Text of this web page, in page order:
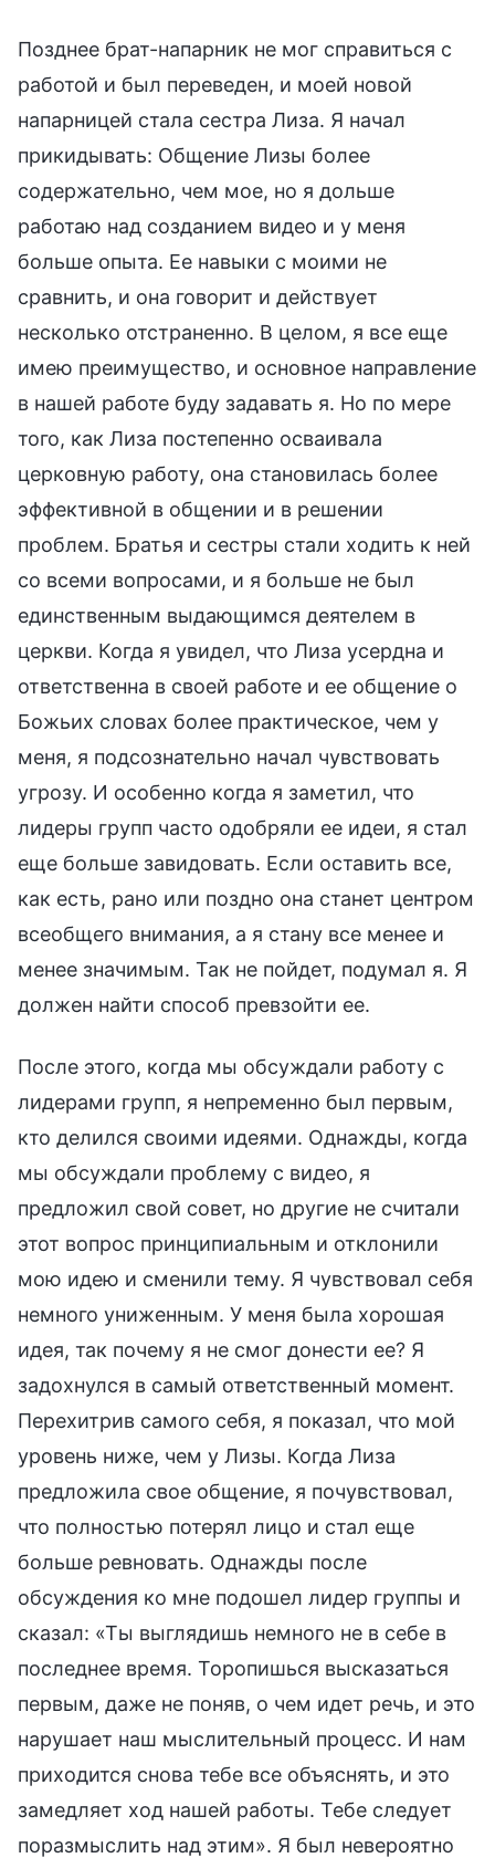
Позднее брат-напарник не мог справиться с
работой и был переведен, и моей новой
напарницей стала сестра Лиза. Я начал
прикидывать: Общение Лизы более
содержательно, чем мое, но я дольше
работаю над созданием видео и у меня
больше опыта. Ее навыки с моими не
сравнить, и она говорит и действует
несколько отстраненно. В целом, я все еще
имею преимущество, и основное направление
в нашей работе буду задавать я. Но по мере
того, как Лиза постепенно осваивала
церковную работу, она становилась более
эффективной в общении и в решении
проблем. Братья и сестры стали ходить к ней
со всеми вопросами, и я больше не был
единственным выдающимся деятелем в
церкви. Когда я увидел, что Лиза усердна и
ответственна в своей работе и ее общение о
Божьих словах более практическое, чем у
меня, я подсознательно начал чувствовать
угрозу. И особенно когда я заметил, что
лидеры групп часто одобряли ее идеи, я стал
еще больше завидовать. Если оставить все,
как есть, рано или поздно она станет центром
всеобщего внимания, а я стану все менее и
менее значимым. Так не пойдет, подумал я. Я
должен найти способ превзойти ее.
После этого, когда мы обсуждали работу с
лидерами групп, я непременно был первым,
кто делился своими идеями. Однажды, когда
мы обсуждали проблему с видео, я
предложил свой совет, но другие не считали
этот вопрос принципиальным и отклонили
мою идею и сменили тему. Я чувствовал себя
немного униженным. У меня была хорошая
идея, так почему я не смог донести ее? Я
задохнулся в самый ответственный момент.
Перехитрив самого себя, я показал, что мой
уровень ниже, чем у Лизы. Когда Лиза
предложила свое общение, я почувствовал,
что полностью потерял лицо и стал еще
больше ревновать. Однажды после
обсуждения ко мне подошел лидер группы и
сказал: «Ты выглядишь немного не в себе в
последнее время. Торопишься высказаться
первым, даже не поняв, о чем идет речь, и это
нарушает наш мыслительный процесс. И нам
приходится снова тебе все объяснять, и это
замедляет ход нашей работы. Тебе следует
поразмыслить над этим». Я был невероятно